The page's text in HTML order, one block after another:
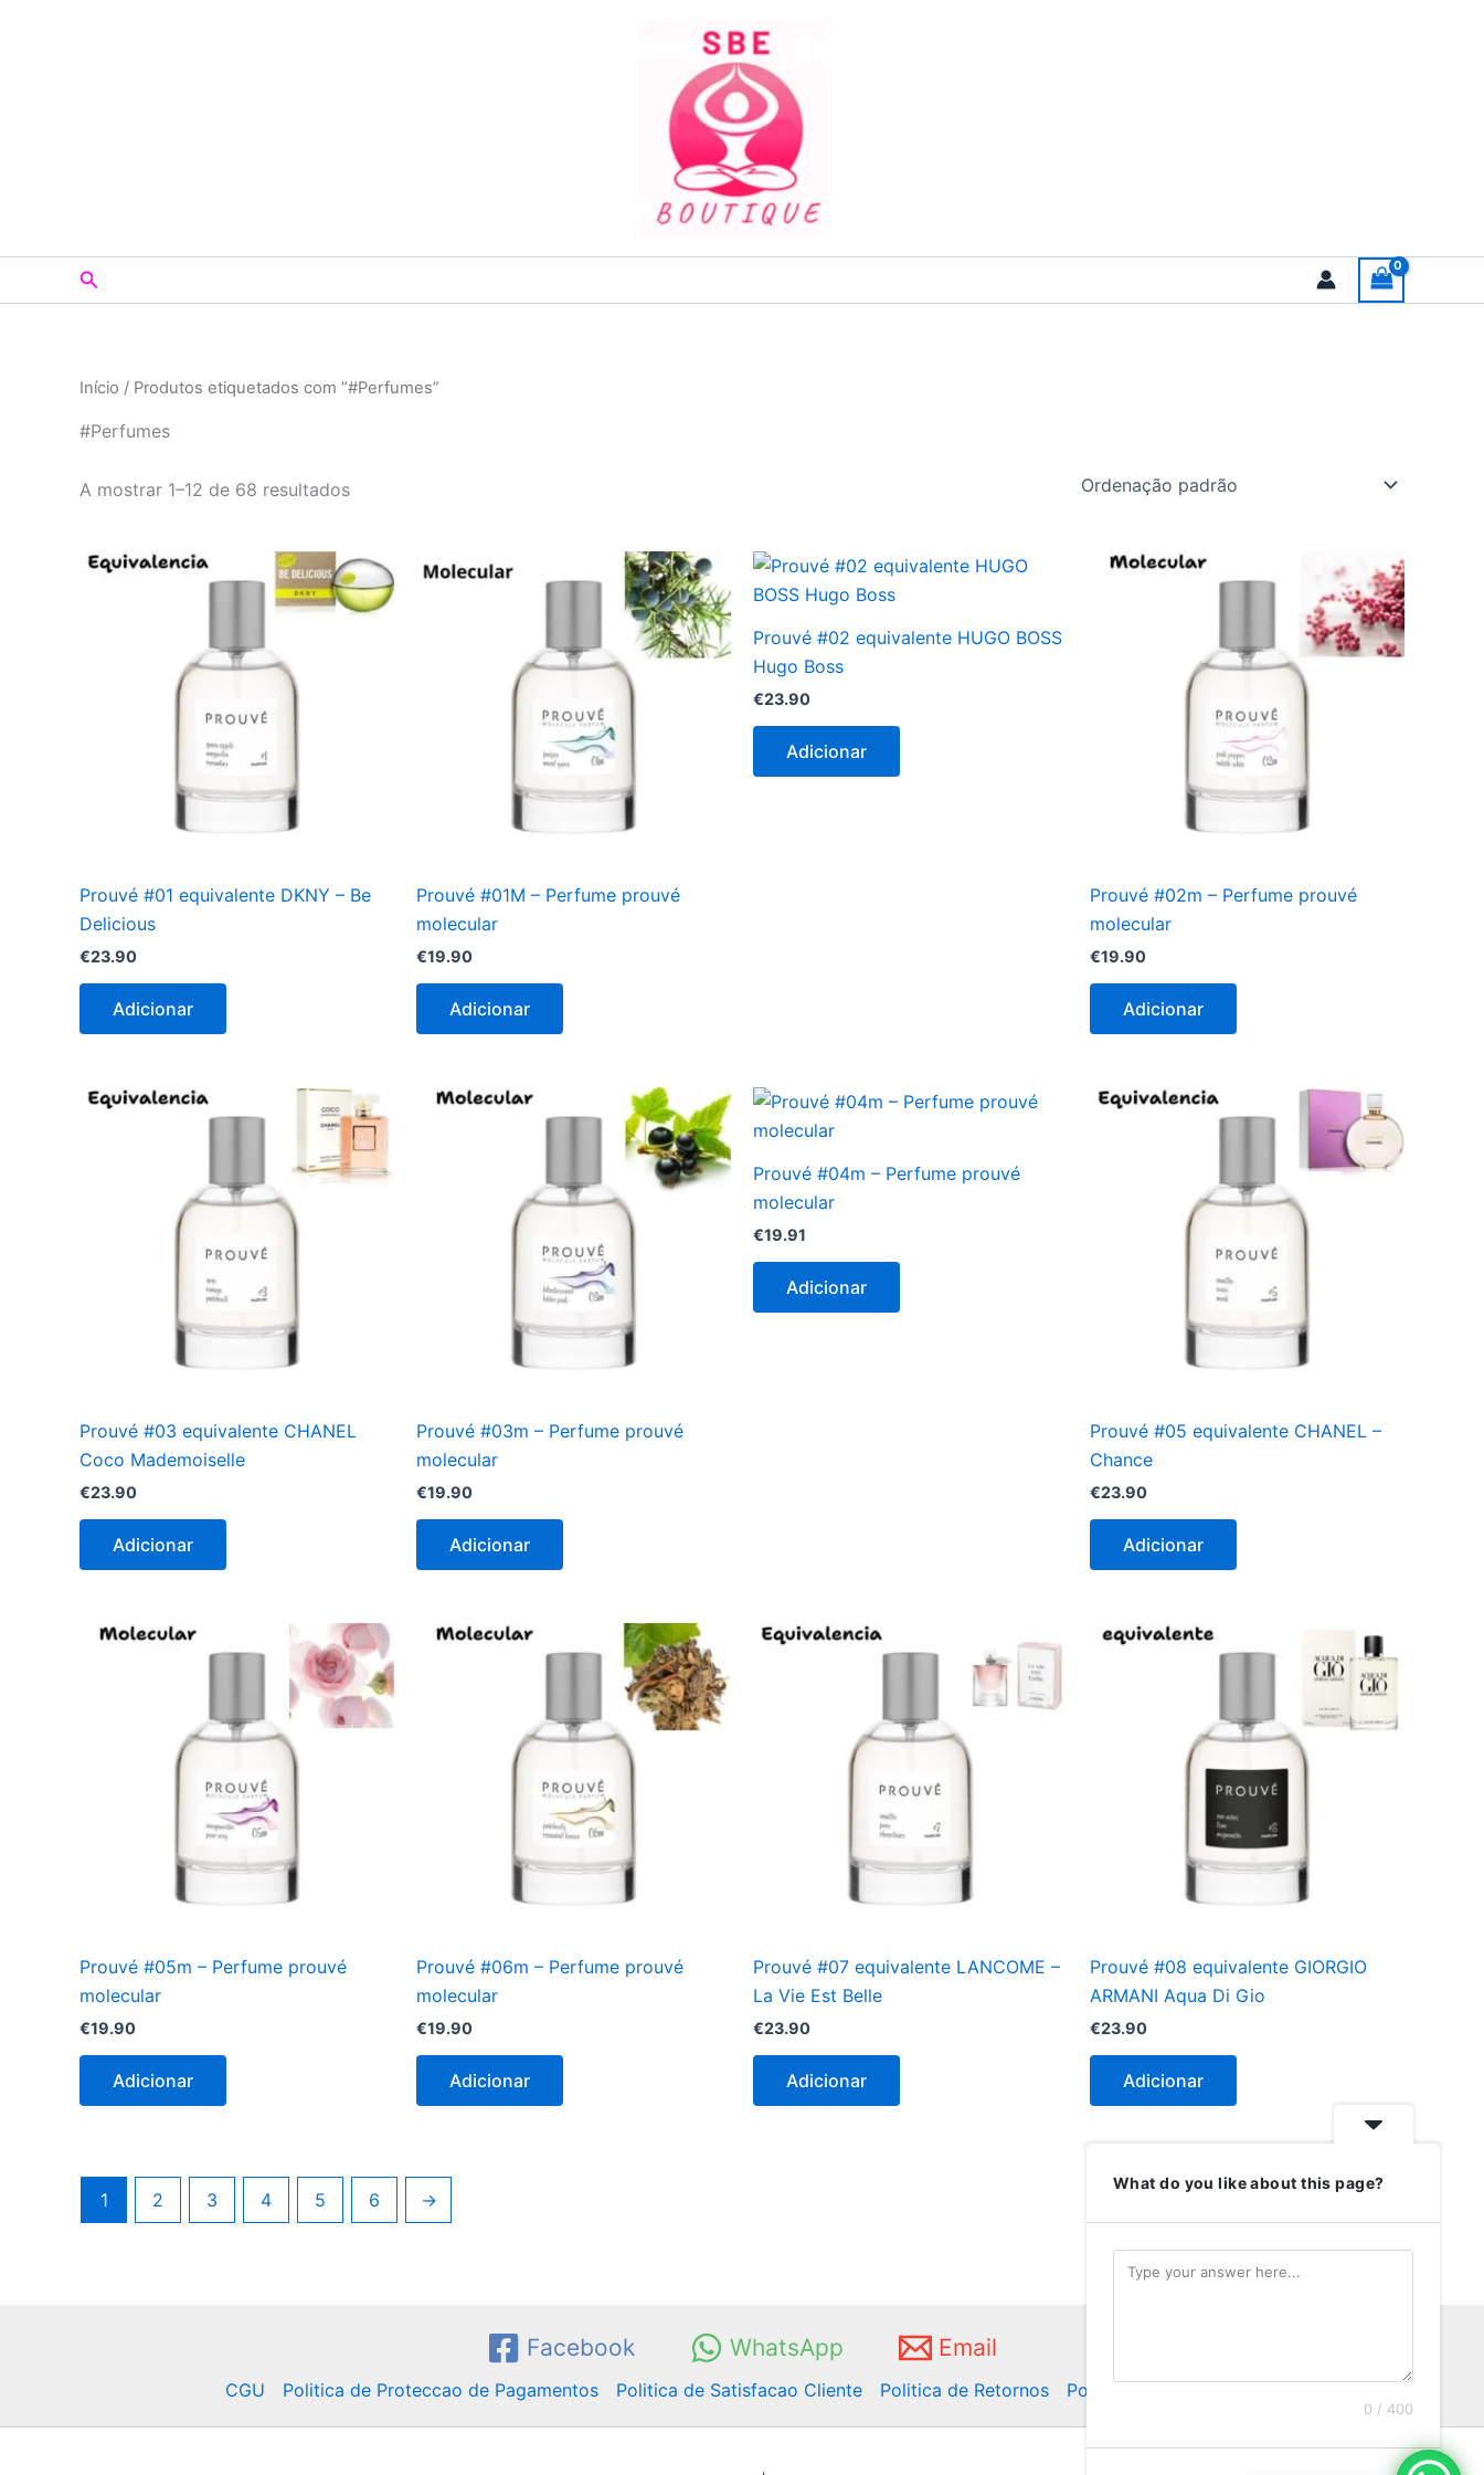
Search
Início / Produtos etiquetados com “#Perfumes”
#Perfumes
A mostrar 1–12 de 68 resultados
Prouvé #01 equivalente DKNY – Be
Delicious
€23.90
Adicionar
Prouvé #01M – Perfume prouvé
molecular
€19.90
Adicionar
Prouvé #02 equivalente HUGO BOSS
Hugo Boss
€23.90
Adicionar
Prouvé #02m – Perfume prouvé
molecular
€19.90
Adicionar
Prouvé #03 equivalente CHANEL
Coco Mademoiselle
€23.90
Adicionar
Prouvé #03m – Perfume prouvé
molecular
€19.90
Adicionar
Prouvé #04m – Perfume prouvé
molecular
€19.91
Adicionar
Prouvé #05 equivalente CHANEL –
Chance
€23.90
Adicionar
Prouvé #05m – Perfume prouvé
molecular
€19.90
Adicionar
Prouvé #06m – Perfume prouvé
molecular
€19.90
Adicionar
Prouvé #07 equivalente LANCOME –
La Vie Est Belle
€23.90
Adicionar
Prouvé #08 equivalente GIORGIO
ARMANI Aqua Di Gio
€23.90
Adicionar
1 2 3 4 5 6 →
Facebook WhatsApp Email
CGU Politica de Proteccao de Pagamentos Politica de Satisfacao Cliente Politica de Retornos Politica de Privacidade
What do you like about this page?
0 / 400